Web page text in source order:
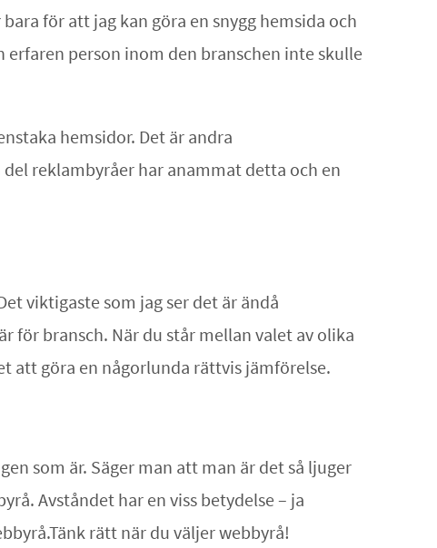
för att jag kan göra en snygg hemsida och
erfaren person inom den branschen inte skulle
hemsidor. Det är andra
reklambyråer har anammat detta och en
viktigaste som jag ser det är ändå
för bransch. När du står mellan valet av olika
att göra en någorlunda rättvis jämförelse.
som är. Säger man att man är det så ljuger
Avståndet har en viss betydelse – ja
rätt när du väljer webbyrå!